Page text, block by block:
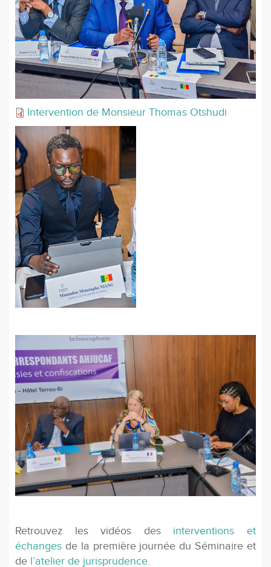
Intervention de Monsieur Thomas Otshudi
Retrouvez les vidéos des interventions et
échanges de la première journée du Séminaire et
de l’atelier de jurisprudence.